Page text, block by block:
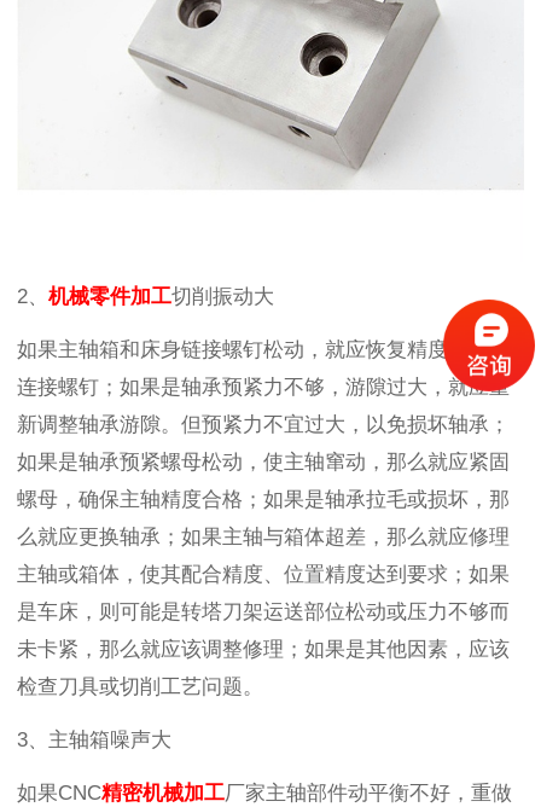
2、 机械零件加工切削振动大
如果主轴箱和床身链接螺钉松动，就应恢复精度后紧固
连接螺钉；如果是轴承预紧力不够，游隙过大，就应重
新调整轴承游隙。但预紧力不宜过大，以免损坏轴承；
如果是轴承预紧螺母松动，使主轴窜动，那么就应紧固
螺母，确保主轴精度合格；如果是轴承拉毛或损坏，那
么就应更换轴承；如果主轴与箱体超差，那么就应修理
主轴或箱体，使其配合精度、位置精度达到要求；如果
是车床，则可能是转塔刀架运送部位松动或压力不够而
未卡紧，那么就应该调整修理；如果是其他因素，应该
检查刀具或切削工艺问题。
3、主轴箱噪声大
如果CNC精密机械加工厂家主轴部件动平衡不好，重做